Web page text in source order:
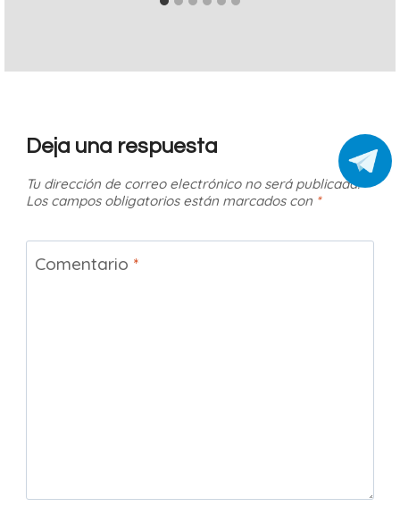
Deja una respuesta
Tu dirección de correo electrónico no será publicada.
Los campos obligatorios están marcados con *
Comentario *